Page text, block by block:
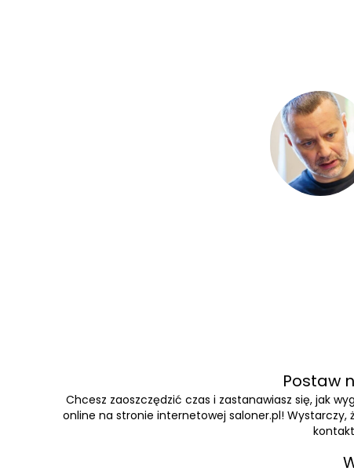
Postaw
Chcesz zaoszczędzić czas i zastanawiasz się, jak
online na stronie internetowej saloner.pl! Wystarczy,